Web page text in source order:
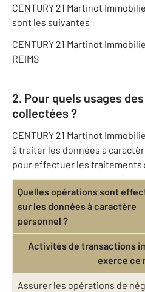
CENTURY 21 Martinot
sont les suivantes :
CENTURY 21 Martinot
REIMS
2. Pour quels usages
collectées ?
CENTURY 21 Martinot
à traiter les données à
pour effectuer les traitements
Quelles opérations sont
sur les données à caractère
personnel ?
Activités de transactions
exerce ce
Assurer les opérations de